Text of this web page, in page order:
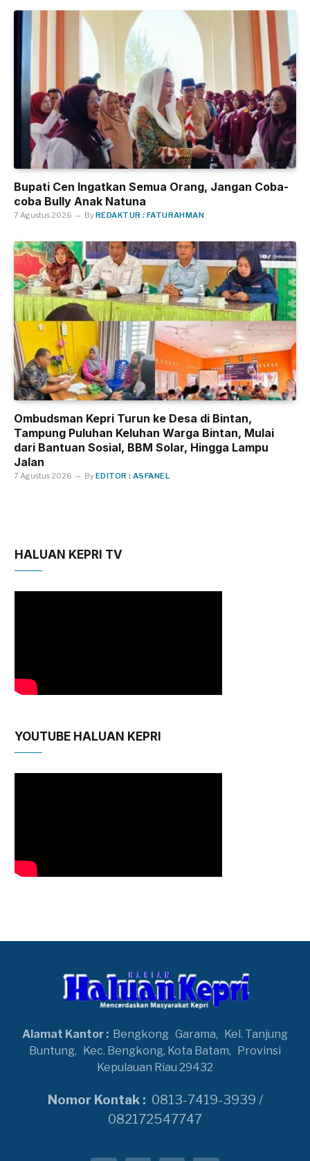
Bupati Cen Ingatkan Semua Orang, Jangan Coba-
coba Bully Anak Natuna
7 Agustus 2026 ByREDAKTUR : FATURAHMAN
Ombudsman Kepri Turun ke Desa di Bintan,
Tampung Puluhan Keluhan Warga Bintan, Mulai
dari Bantuan Sosial, BBM Solar, Hingga Lampu
Jalan
7 Agustus 2026 ByEDITOR : ASFANEL
HALUAN KEPRI TV
YOUTUBE HALUAN KEPRI
Alamat Kantor : Bengkong Garama,
Kel. Tanjung
Buntung,
Kec. Bengkong, Kota Batam,
Provinsi
Kepulauan Riau 29432
Nomor Kontak : 0813-7419-3939 /
082172547747